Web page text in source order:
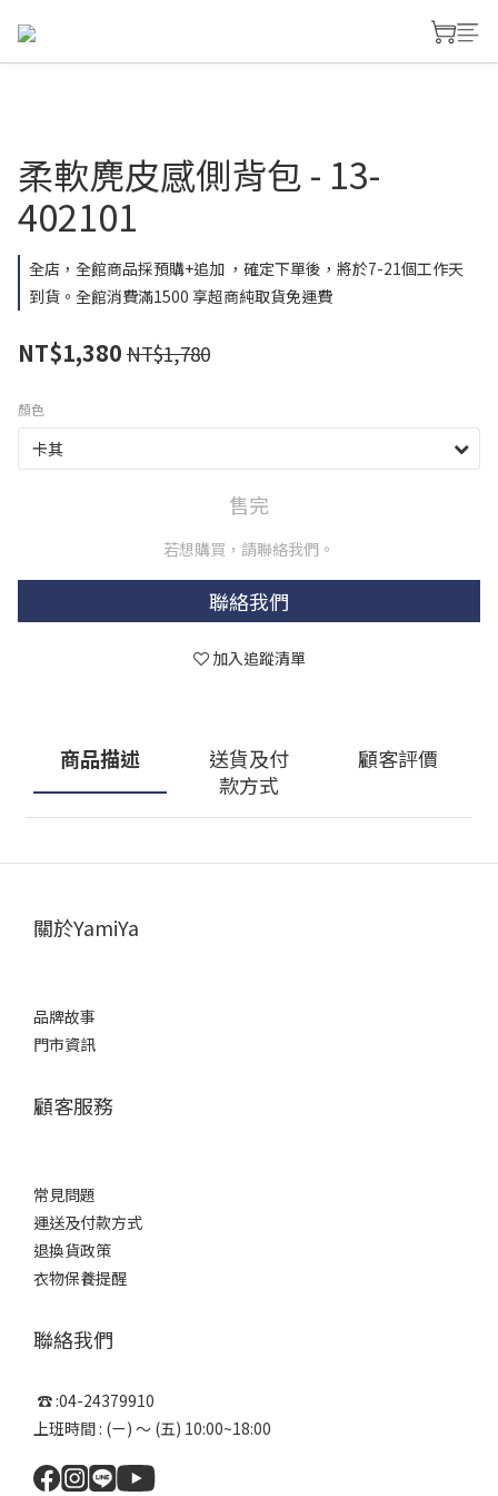
柔軟麂皮感側背包 - 13-
402101
全店，全館商品採預購+追加 ，確定下單後，將於7-21個工作天
到貨。全館消費滿1500 享超商純取貨免運費
NT$1,380 NT$1,780
顏色
售完
若想購買，請聯絡我們。
聯絡我們
加入追蹤清單
商品描述
送貨及付
款方式
顧客評價
關於YamiYa
品牌故事
門市資訊
顧客服務
常見問題
運送及付款方式
退換貨政策
衣物保養提醒
聯絡我們
☎ :04-24379910
上班時間 : (ㄧ) ～ (五) 10:00~18:00